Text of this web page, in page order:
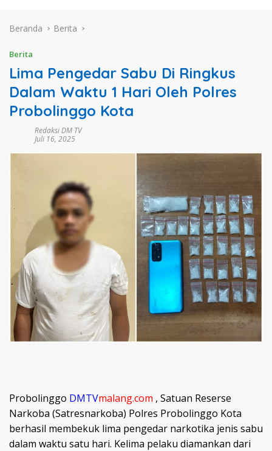
Beranda Berita
Berita
Lima Pengedar Sabu Di Ringkus
Dalam Waktu 1 Hari Oleh Polres
Probolinggo Kota
Redaksi DM TV
Juli 16, 2025
Probolinggo DMTVmalang.com , Satuan Reserse
Narkoba (Satresnarkoba) Polres Probolinggo Kota
berhasil membekuk lima pengedar narkotika jenis sabu
dalam waktu satu hari. Kelima pelaku diamankan dari